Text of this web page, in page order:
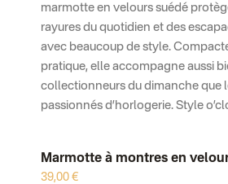
marmotte en velours suédé
rayures du quotidien et des
avec beaucoup de style.
pratique, elle accompagne aussi
collectionneurs du dimanche que
passionnés d’horlogerie. Style
Marmotte à montres en
39,00 €